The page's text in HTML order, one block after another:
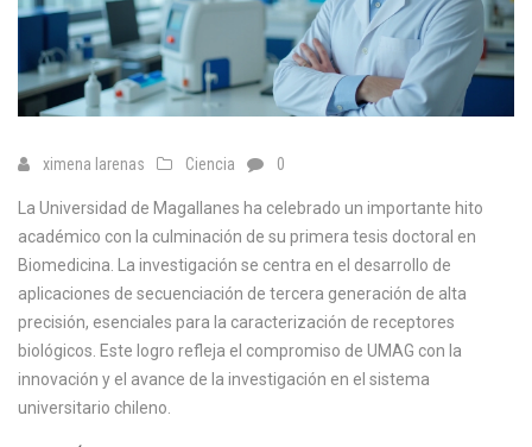
ximena larenas Ciencia 0
La Universidad de Magallanes ha celebrado un importante hito
académico con la culminación de su primera tesis doctoral en
Biomedicina. La investigación se centra en el desarrollo de
aplicaciones de secuenciación de tercera generación de alta
precisión, esenciales para la caracterización de receptores
biológicos. Este logro refleja el compromiso de UMAG con la
innovación y el avance de la investigación en el sistema
universitario chileno.